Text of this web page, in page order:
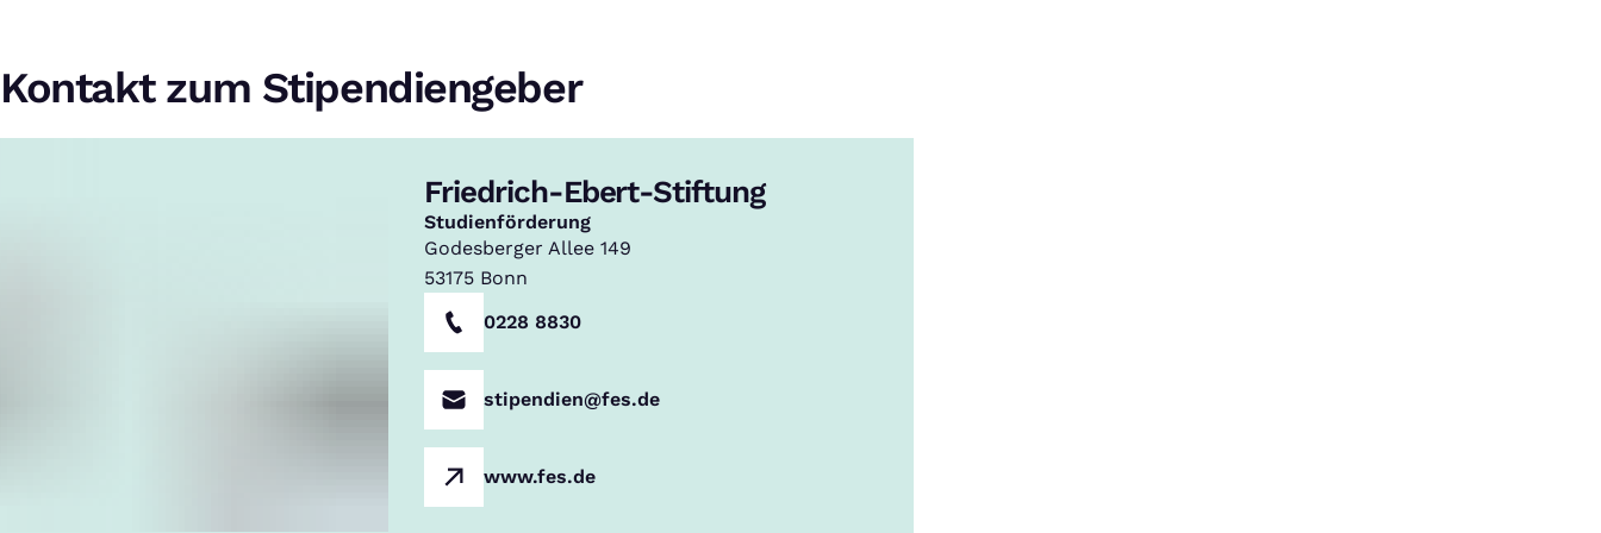
Kontakt zum Stipendiengeber
Friedrich-Ebert-Stiftung
,
Studienförderung
Godesberger Allee 149
53175 Bonn
0228 8830
stipendien@fes.de
www.fes.de